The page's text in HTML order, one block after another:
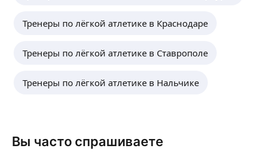
Тренеры по лёгкой атлетике в Краснодаре
Тренеры по лёгкой атлетике в Ставрополе
Тренеры по лёгкой атлетике в Нальчике
Вы часто спрашиваете